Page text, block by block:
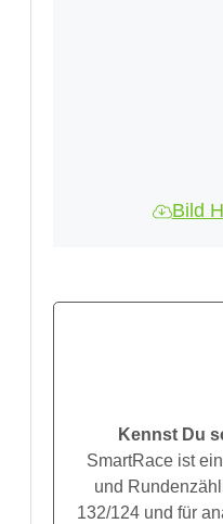
Bild
Kennst Du
SmartRace ist
und
132/124 und für